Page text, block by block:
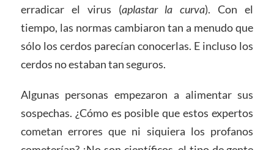
erradicar el virus (aplastarla curva). Con el
tiempo, las normas cambiaron tan a menudo que
sólo los cerdos parecían conocerlas. E incluso los
cerdos no estaban tan seguros.
Algunas personas empezaron a alimentar sus
sospechas. ¿Cómo es posible que estos expertos
cometan errores que ni siquiera los profanos